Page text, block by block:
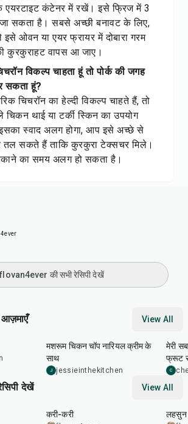
एयरटाइट कंटेनर में रखें। इसे फ्रिज में 3
सकता है। सबसे अच्छी बनावट के लिए,
ओवन या एयर फ्रायर में दोबारा गरम
कुरकुराहट वापस आ जाए।
विकल्प चाहता हूं तो पोर्क की जगह
सकता हूं?
चिचरॉन का हेल्दी विकल्प चाहते हैं, तो
चिकन थाई या टर्की स्किन का उपयोग
स्वाद अलग होगा, आप इसे अच्छे से
तल सकते हैं ताकि कुरकुरा टेक्सचर मिले।
का समय अलग हो सकता है।
flovan4ever की सभी रेसिपी देखें
आज़माएँ View All
मशरूम चिकन चॉप नारियल क्रीम के
साथ
J jessieinthekitchen
मेरी
फ्रूट
C
देखें View All
करी-करी लहसुन